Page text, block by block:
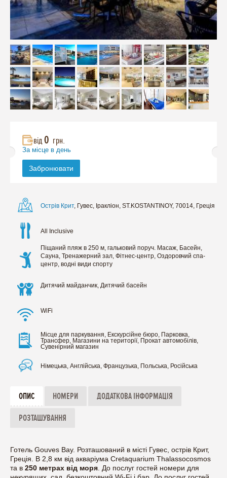
від0 грн.
За місце в день
Забронювати
Острів Крит, Гувес, Іракліон, ST.KOSTANTINOY, 70014, Греція
All Inclusive
Піщаний пляж в 250 м, гальковий поруч. Масаж, Басейн,
Сауна, Тренажерний зал, Фітнес-центр, Оздоровчий спа-
центр, водні види спорту
Дитячий майданчик, Дитячий басейн
WiFi
Місце для паркування, Екскурсійне бюро, Парковка,
Трансфер, Магазини на території, Прокат автомобілів,
Сувенірний магазин
Німецька, Англійська, Французька, Польська, Російська
ОПИС НОМЕРИ ДОДАТКОВА ІНФОРМАЦІЯ
РОЗТАШУВАННЯ
Готель Gouves Bay. Розташований в місті Гувес, острів Крит,
Греція. В 2,8 км від акваріума Cretaquarium Thalassocosmos
та в 250 метрах від моря . До послуг гостей номери для